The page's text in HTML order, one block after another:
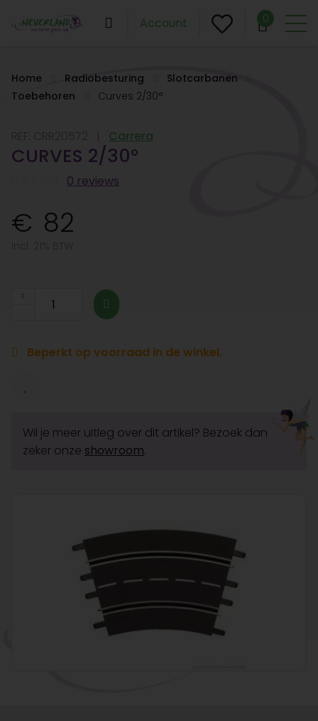
Account 0
Home Radiobesturing
Slotcarbanen
Toebehoren
Curves 2/30°
Carrera
CURVES 2/30°
0 reviews
82
Beperkt op voorraad in de winkel.
Wil je meer uitleg over dit artikel? Bezoek dan
zeker onze showroom.